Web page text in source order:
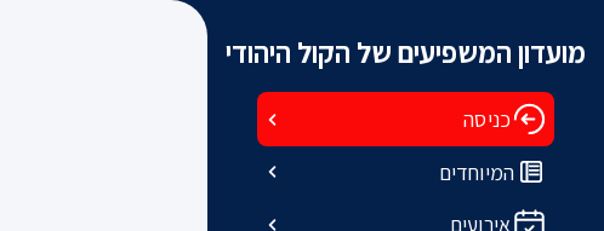
מועדון המשפיעים של הקול היהודי
כניסה
המיוחדים
אירועים